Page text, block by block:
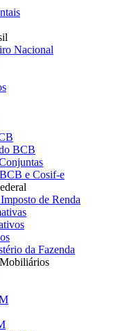
Nacional
BCB
e Cosif-e
de Renda
da Fazenda